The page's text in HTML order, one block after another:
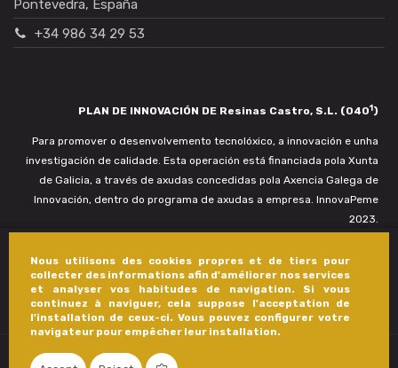
Nous utilisons des cookies propres et de tiers pour
collecter des informations afin d'améliorer nos services
et analyser vos habitudes de navigation. Si vous
continuez à naviguer, cela suppose l'acceptation de
l'installation de ceux-ci. Vous pouvez configurer votre
navigateur pour empêcher leur installation.
Pontevedra, España
+34 986 34 29 53
PLAN DE INNOVACIÓN DE Resinas Castro, S.L. (0401)
Para promover o desenvolvemento tecnolóxico, a innovación e unha
investigación de calidade. Esta operación está financiada pola Xunta
de Galicia, a través de axudas concedidas pola Axencia Galega de
Innovación, dentro do programa de axudas a empresa. InnovaPeme
2023.